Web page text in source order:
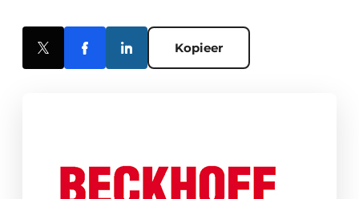
Kopieer